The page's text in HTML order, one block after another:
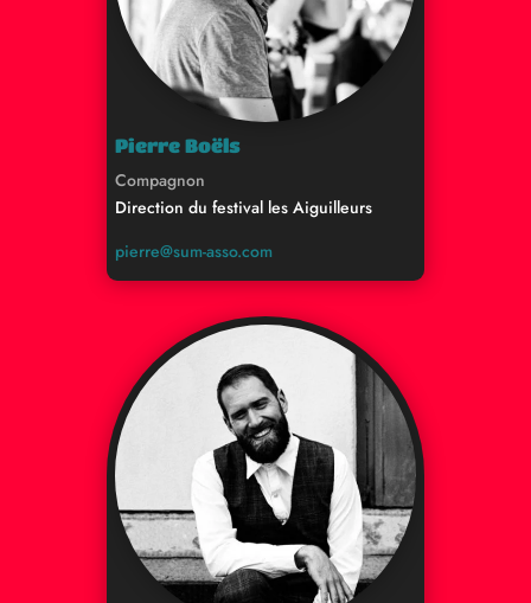
Pierre Boëls
Compagnon
Direction du festival les Aiguilleurs
pierre@sum-asso.com